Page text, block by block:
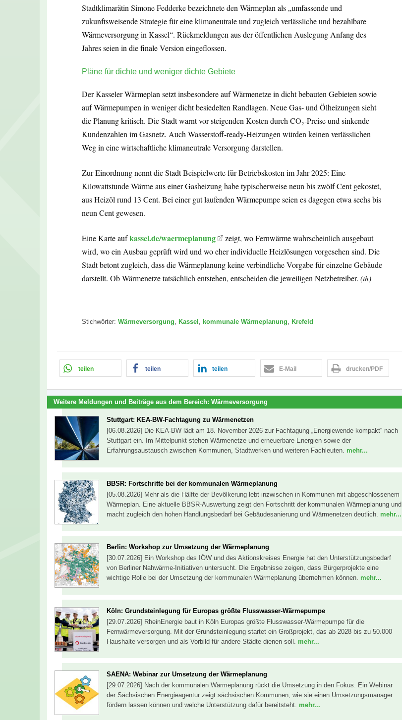
Stadtklimarätin Simone Fedderke bezeichnete den Wärmeplan als „umfassende und
zukunftsweisende Strategie für eine klimaneutrale und zugleich verlässliche und bezahlbare
Wärmeversorgung in Kassel“. Rückmeldungen aus der öffentlichen Auslegung Anfang des
Jahres seien in die finale Version eingeflossen.
Pläne für dichte und weniger dichte Gebiete
Der Kasseler Wärmeplan setzt insbesondere auf Wärmenetze in dicht bebauten Gebieten sowie
auf Wärmepumpen in weniger dicht besiedelten Randlagen. Neue Gas- und Ölheizungen sieht
die Planung kritisch. Die Stadt warnt vor steigenden Kosten durch CO₂-Preise und sinkende
Kundenzahlen im Gasnetz. Auch Wasserstoff-ready-Heizungen würden keinen verlässlichen
Weg in eine wirtschaftliche klimaneutrale Versorgung darstellen.
Zur Einordnung nennt die Stadt Beispielwerte für Betriebskosten im Jahr 2025: Eine
Kilowattstunde Wärme aus einer Gasheizung habe typischerweise neun bis zwölf Cent gekostet,
aus Heizöl rund 13 Cent. Bei einer gut laufenden Wärmepumpe seien es dagegen etwa sechs bis
neun Cent gewesen.
Eine Karte aufkassel.de/waermeplanung
zeigt, wo Fernwärme wahrscheinlich ausgebaut
wird, wo ein Ausbau geprüft wird und wo eher individuelle Heizlösungen vorgesehen sind. Die
Stadt betont zugleich, dass die Wärmeplanung keine verbindliche Vorgabe für einzelne Gebäude
darstellt. Ob Wärmenetze tatsächlich entstehen, entscheiden die jeweiligen Netzbetreiber. (th)
Stichwörter: Wärmeversorgung Kassel kommunale Wärmeplanung Krefeld
teilen teilen teilen E-Mail drucken/PDF
Weitere Meldungen und Beiträge aus dem Bereich: Wärmeversorgung
Stuttgart: KEA-BW-Fachtagung zu Wärmenetzen
[06.08.2026] Die KEA-BW lädt am 18. November 2026 zur Fachtagung „Energiewende kompakt“ nach
Stuttgart ein. Im Mittelpunkt stehen Wärmenetze und erneuerbare Energien sowie der
Erfahrungsaustausch zwischen Kommunen, Stadtwerken und weiteren Fachleuten. mehr...
BBSR: Fortschritte bei der kommunalen Wärmeplanung
[05.08.2026] Mehr als die Hälfte der Bevölkerung lebt inzwischen in Kommunen mit abgeschlossenem
Wärmeplan. Eine aktuelle BBSR-Auswertung zeigt den Fortschritt der kommunalen Wärmeplanung und
macht zugleich den hohen Handlungsbedarf bei Gebäudesanierung und Wärmenetzen deutlich. mehr...
Berlin: Workshop zur Umsetzung der Wärmeplanung
[30.07.2026] Ein Workshop des IÖW und des Aktionskreises Energie hat den Unterstützungsbedarf
von Berliner Nahwärme-Initiativen untersucht. Die Ergebnisse zeigen, dass Bürgerprojekte eine
wichtige Rolle bei der Umsetzung der kommunalen Wärmeplanung übernehmen können. mehr...
Köln: Grundsteinlegung für Europas größte Flusswasser-Wärmepumpe
[29.07.2026] RheinEnergie baut in Köln Europas größte Flusswasser-Wärmepumpe für die
Fernwärmeversorgung. Mit der Grundsteinlegung startet ein Großprojekt, das ab 2028 bis zu 50.000
Haushalte versorgen und als Vorbild für andere Städte dienen soll. mehr...
SAENA: Webinar zur Umsetzung der Wärmeplanung
[29.07.2026] Nach der kommunalen Wärmeplanung rückt die Umsetzung in den Fokus. Ein Webinar
der Sächsischen Energieagentur zeigt sächsischen Kommunen, wie sie einen Umsetzungsmanager
fördern lassen können und welche Unterstützung dafür bereitsteht. mehr...